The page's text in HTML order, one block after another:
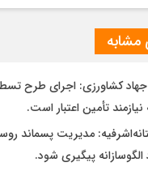
مشابه
جهاد کشاورزی: اجرای طرح
تأمین اعتبار است.
مدیریت پسماند
پیگیری شود.